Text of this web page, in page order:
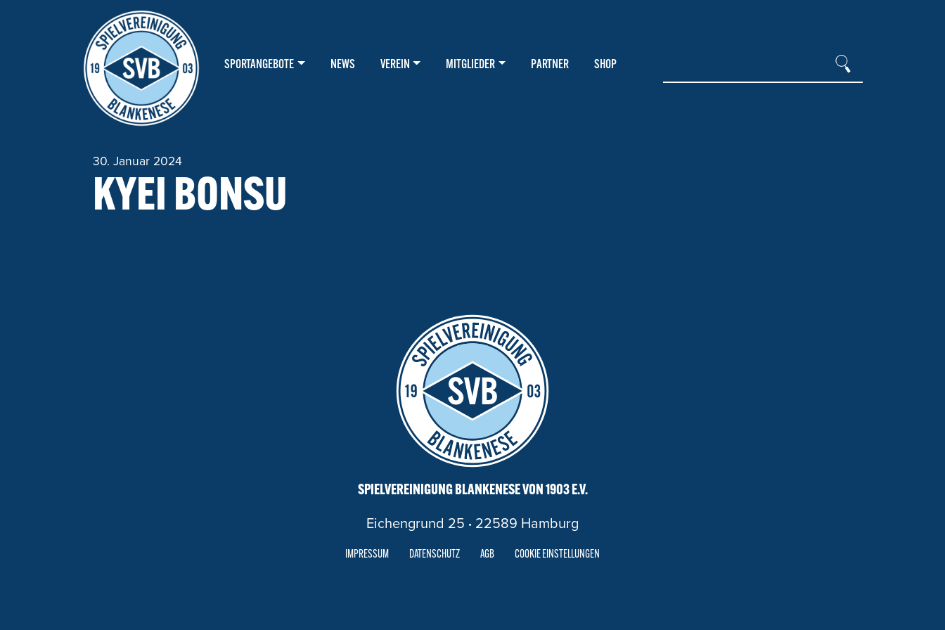
HAUPTNAVIGATION
SPORTANGEBOTE NEWS VEREIN MITGLIEDER PARTNER SHOP
30. Januar 2024
KYEI BONSU
SPIELVEREINIGUNG BLANKENESE VON 1903 E.V.
Eichengrund 25 · 22589 Hamburg
IMPRESSUM DATENSCHUTZ AGB COOKIE EINSTELLUNGEN